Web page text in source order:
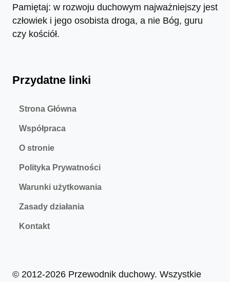
Pamiętaj: w rozwoju duchowym najważniejszy jest
człowiek i jego osobista droga, a nie Bóg, guru
czy kościół.
Przydatne linki
Strona Główna
Współpraca
O stronie
Polityka Prywatności
Warunki użytkowania
Zasady działania
Kontakt
© 2012-2026 Przewodnik duchowy. Wszystkie